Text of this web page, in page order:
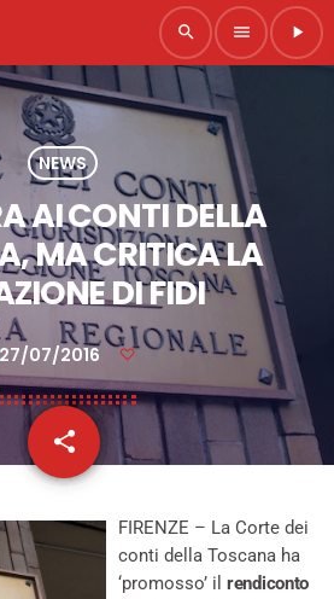
search menu play_arrow
NEWS
AI CONTI DELLA
MA CRITICA LA
DI FIDI
27/07/2016
share
email
FIRENZE – La Corte dei
conti della Toscana ha
‘promosso’ il rendiconto